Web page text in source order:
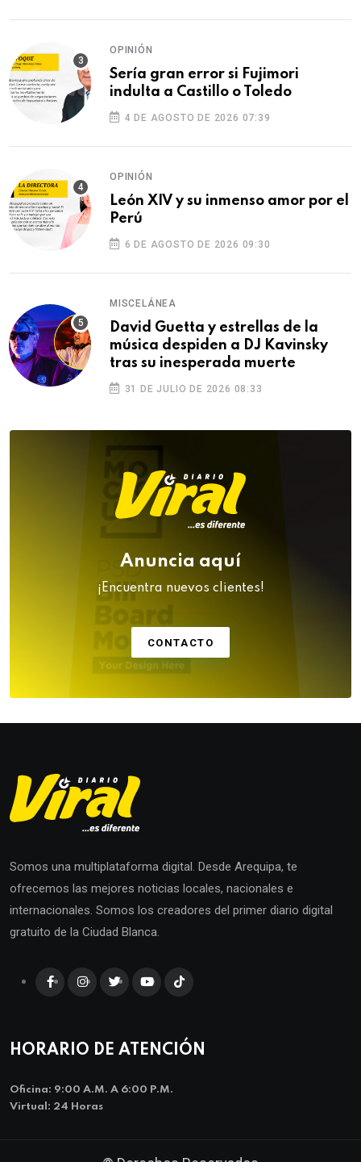
OPINIÓN
Sería gran error si Fujimori
indulta a Castillo o Toledo
4 DE AGOSTO DE 2026 07:39
OPINIÓN
León XIV y su inmenso amor por el
Perú
6 DE AGOSTO DE 2026 09:30
MISCELÁNEA
David Guetta y estrellas de la
música despiden a DJ Kavinsky
tras su inesperada muerte
31 DE JULIO DE 2026 08:33
Anuncia aquí
¡Encuentra nuevos clientes!
CONTACTO
Somos una multiplataforma digital. Desde Arequipa, te
ofrecemos las mejores noticias locales, nacionales e
internacionales. Somos los creadores del primer diario digital
gratuito de la Ciudad Blanca.
HORARIO DE ATENCIÓN
Oficina: 9:00 A.m. A 6:00 P.m.
Virtual: 24 Horas